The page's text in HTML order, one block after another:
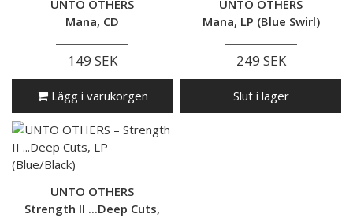
UNTO OTHERS
Mana, CD
149 SEK
Lägg i varukorgen
UNTO OTHERS
Mana, LP (Blue Swirl)
249 SEK
Slut i lager
UNTO OTHERS
Strength II ...Deep Cuts,